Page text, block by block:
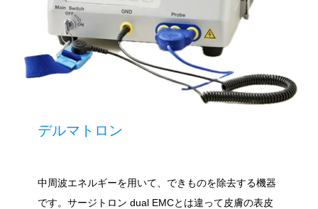
デルマトロン
中周波エネルギーを用いて、できものを除去する機器
です。サージトロン dual EMCとは違って皮膚の表皮